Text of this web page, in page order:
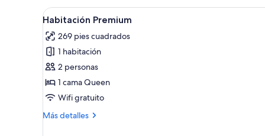
camas
Abrir
todas
las
fotos
de
Habitación
Premium
Un dormitorio amplio con
6
Habitación Premium
269 pies cuadrados
1 habitación
2 personas
1 cama Queen
Wifi gratuito
Más detalles
Más